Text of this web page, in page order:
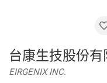
台康生技股份有
EIRGENIX INC.